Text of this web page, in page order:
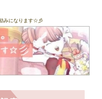
みになります☆彡